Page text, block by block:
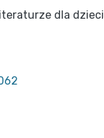
dla dzieci